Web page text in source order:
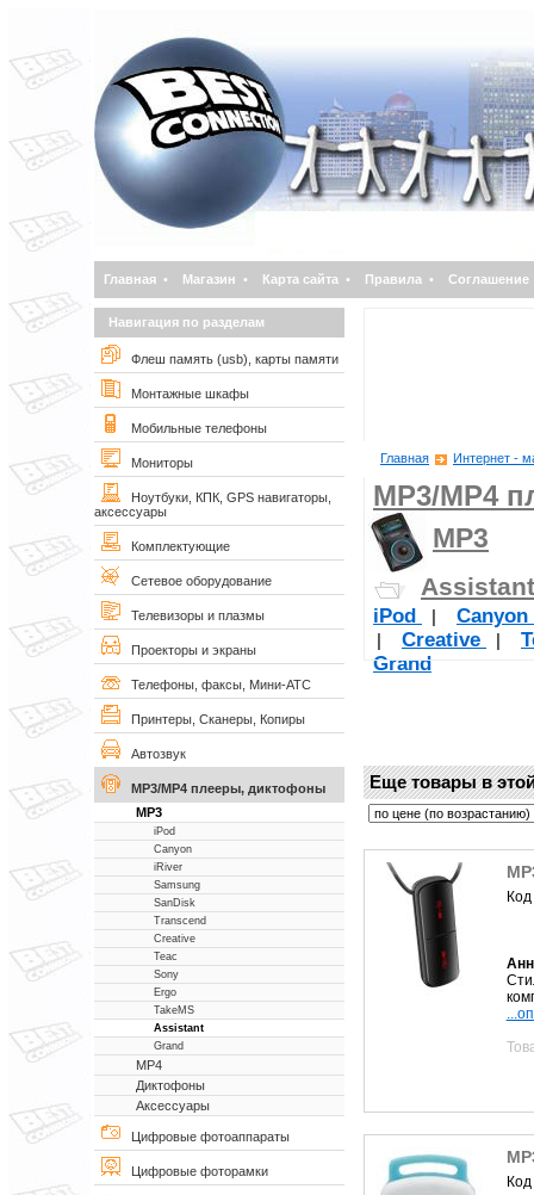
Главная • Магазин • Карта сайта • Правила • Соглашение
Навигация по разделам
Флеш память (usb), карты памяти
Монтажные шкафы
Мобильные телефоны
Мониторы
Ноутбуки, КПК, GPS навигаторы,
аксессуары
Комплектующие
Сетевое оборудование
Телевизоры и плазмы
Проекторы и экраны
Телефоны, факсы, Мини-АТС
Принтеры, Сканеры, Копиры
Автозвук
MP3/MP4 плееры, диктофоны
MP3
iPod
Canyon
iRiver
Samsung
SanDisk
Transcend
Creative
Teac
Sony
Ergo
TakeMS
Assistant
Grand
MP4
Диктофоны
Аксессуары
Цифровые фотоаппараты
Цифровые фоторамки
Главная Интернет -
MP3/MP4
MP3
Assistant
iPod | Canyon
| Creative |
Grand
Еще товары в